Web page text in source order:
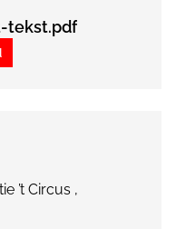
tekst.pdf
’t Circus ,